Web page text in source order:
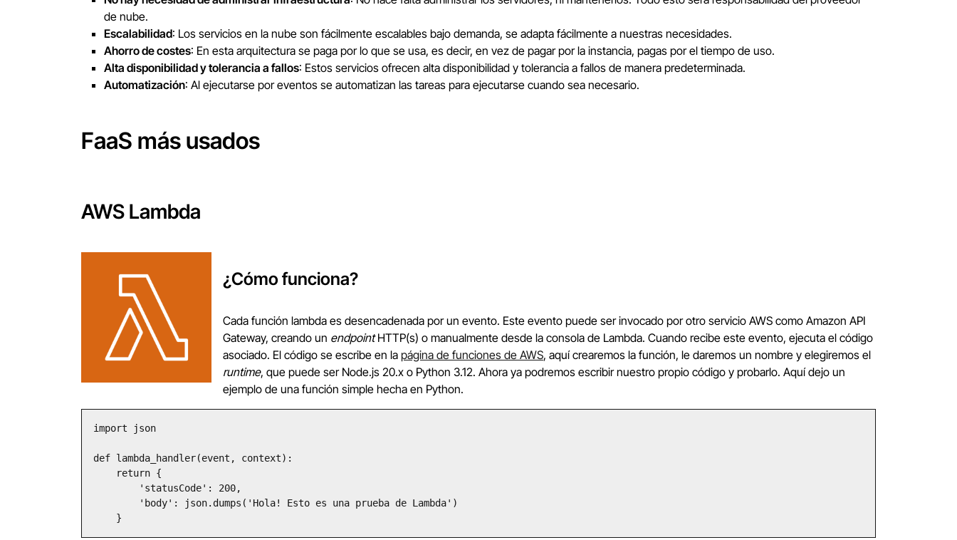
de nube.
Escalabilidad: Los servicios en la nube son fácilmente escalables bajo demanda, se adapta fácilmente a nuestras necesidades.
Ahorro de costes: En esta arquitectura se paga por lo que se usa, es decir, en vez de pagar por la instancia, pagas por el tiempo de uso.
Alta disponibilidad y tolerancia a fallos: Estos servicios ofrecen alta disponibilidad y tolerancia a fallos de manera predeterminada.
Automatización: Al ejecutarse por eventos se automatizan las tareas para ejecutarse cuando sea necesario.
FaaS más usados
AWS Lambda
¿Cómo funciona?
Cada función lambda es desencadenada por un evento. Este evento puede ser invocado por otro servicio AWS como Amazon API
Gateway, creando un endpointHTTP(s) o manualmente desde la consola de Lambda. Cuando recibe este evento, ejecuta el código
asociado. El código se escribe en la página de funciones de AWS, aquí crearemos la función, le daremos un nombre y elegiremos el
runtime, que puede ser Node.js 20.x o Python 3.12. Ahora ya podremos escribir nuestro propio código y probarlo. Aquí dejo un
ejemplo de una función simple hecha en Python.
import json
def lambda_handler(event, context):
    }